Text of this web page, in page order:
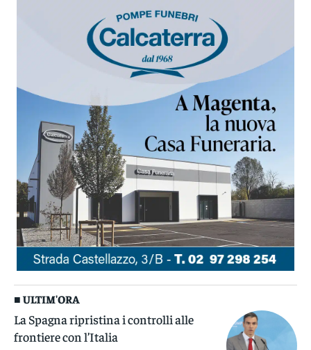
■ ULTIM'ORA
La Spagna ripristina i controlli alle
frontiere con l’Italia